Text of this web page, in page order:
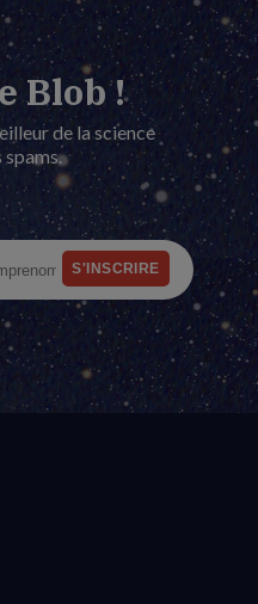
Blob !
de la science
spams.